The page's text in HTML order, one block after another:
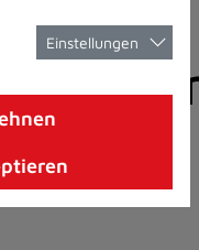
Einstellungen